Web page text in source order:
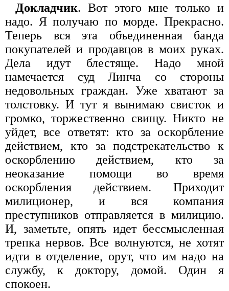
Докладчик. Вот этого мне только и
надо. Я получаю по морде. Прекрасно.
Теперь вся эта объединенная банда
покупателей и продавцов в моих руках.
Дела идут блестяще. Надо мной
намечается суд Линча со стороны
недовольных граждан. Уже хватают за
толстовку. И тут я вынимаю свисток и
громко, торжественно свищу. Никто не
уйдет, все ответят: кто за оскорбление
действием, кто за подстрекательство к
оскорблению действием, кто за
неоказание помощи во время
оскорбления действием. Приходит
милиционер, и вся компания
преступников отправляется в милицию.
И, заметьте, опять идет бессмысленная
трепка нервов. Все волнуются, не хотят
идти в отделение, орут, что им надо на
службу, к доктору, домой. Один я
спокоен.